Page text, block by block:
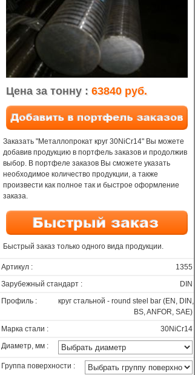
Цена за тонну : 63840 руб.
Заказать "Металлопрокат круг 30NiCr14" Вы можете
добавив продукцию в портфель заказов и продолжив
выбор. В портфеле заказов Вы сможете указать
необходимое количество продукции, а также
произвести как полное так и быстрое оформление
заказа.
Быстрый заказ только одного вида продукции.
Артикул :
1355
Зарубежный стандарт :
DIN
Профиль :
круг стальной - round steel bar (EN, DIN,
BS, ANFOR, SAE)
Марка стали :
30NiCr14
Диаметр, мм :
Группа поверхности :